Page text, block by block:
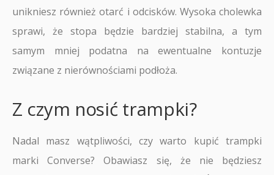
unikniesz również otarć i odcisków. Wysoka cholewka
sprawi, że stopa będzie bardziej stabilna, a tym
samym mniej podatna na ewentualne kontuzje
związane z nierównościami podłoża.
Z czym nosić trampki?
Nadal masz wątpliwości, czy warto kupić trampki
marki Converse? Obawiasz się, że nie będziesz